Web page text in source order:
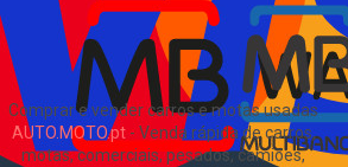
Comprar e vender carros e motas usadas
AUTO.MOTO.pt- Venda rápida de carros,
motas, comerciais, pesados, camiões,